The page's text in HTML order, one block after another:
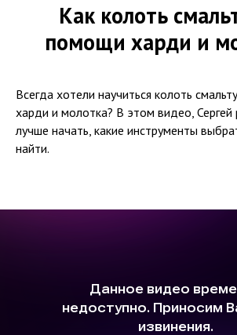
Как колоть
помощи харди и
Всегда хотели научиться колоть
харди и молотка? В этом видео, Сергей
лучше начать, какие инструменты
найти.